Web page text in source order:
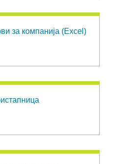
за компанија (Excel)